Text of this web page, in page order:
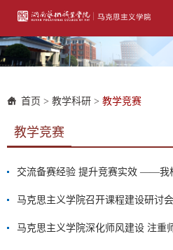
首页 > 教学科研 > 教学竞赛
教学竞赛
马克思主义学院召开课程建设研讨会